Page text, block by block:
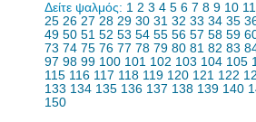
Δείτε ψαλμός: 1 2 3 4 5 6 7 8 9 10 11
25 26 27 28 29 30 31 32 33 34 35
49 50 51 52 53 54 55 56 57 58 59
73 74 75 76 77 78 79 80 81 82 83
97 98 99 100 101 102 103 104 105
115 116 117 118 119 120 121 122
133 134 135 136 137 138 139 140
150